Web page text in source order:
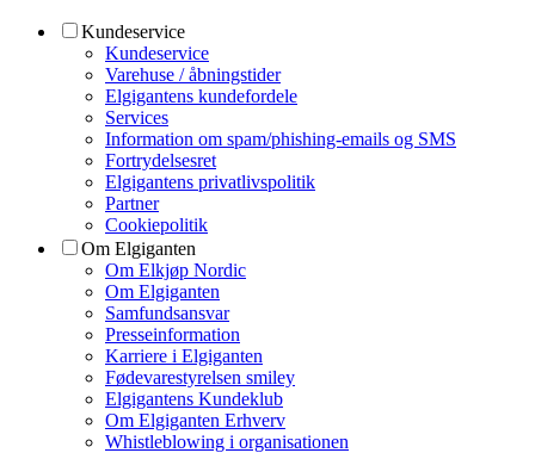
Kundeservice
Kundeservice
Varehuse / åbningstider
Elgigantens kundefordele
Services
Information om spam/phishing-emails og SMS
Fortrydelsesret
Elgigantens privatlivspolitik
Partner
Cookiepolitik
Om Elgiganten
Om Elkjøp Nordic
Om Elgiganten
Samfundsansvar
Presseinformation
Karriere i Elgiganten
Fødevarestyrelsen smiley
Elgigantens Kundeklub
Om Elgiganten Erhverv
Whistleblowing i organisationen